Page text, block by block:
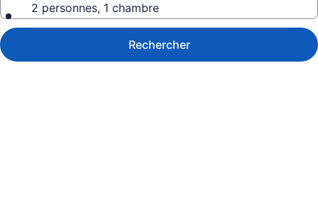
2 personnes, 1 chambre
Rechercher